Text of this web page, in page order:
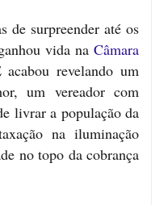
de surpreender até os
vida na Câmara
revelando um
um vereador com
livrar a população da
na iluminação
no topo da cobrança